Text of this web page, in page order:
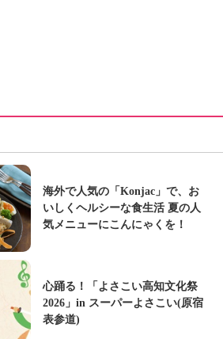
海外で人気の「Konjac」で、お
いしくヘルシーな食生活 夏の人
気メニューにこんにゃくを！
心踊る！「よさこい高知文化祭
2026」in スーパーよさこい(原宿
表参道)